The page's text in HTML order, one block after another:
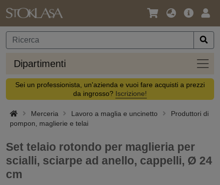
Lingua
Valuta
Offerta
Dipartimenti
Sei un professionista, un'azienda e vuoi fare acquisti a prezzi
da ingrosso? Iscrizione!
Merceria Lavoro a maglia e uncinetto
Produttori di
pompon, maglierie e telai
Set telaio rotondo per maglieria per
scialli, sciarpe ad anello, cappelli, Ø 24
cm